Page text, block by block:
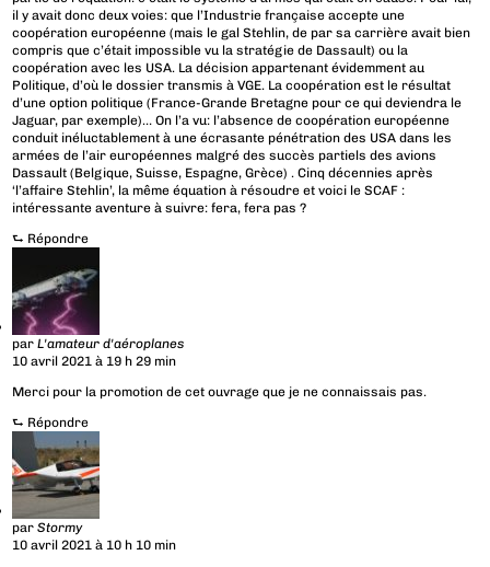
il y avait donc deux voies: que l’Industrie française accepte une
coopération européenne (mais le gal Stehlin, de par sa carrière avait bien
compris que c’était impossible vu la stratégie de Dassault) ou la
coopération avec les USA. La décision appartenant évidemment au
Politique, d’où le dossier transmis à VGE. La coopération est le résultat
d’une option politique (France-Grande Bretagne pour ce qui deviendra le
Jaguar, par exemple)… On l’a vu: l’absence de coopération européenne
conduit inéluctablement à une écrasante pénétration des USA dans les
armées de l’air européennes malgré des succès partiels des avions
Dassault (Belgique, Suisse, Espagne, Grèce) . Cinq décennies après
‘l’affaire Stehlin’, la même équation à résoudre et voici le SCAF :
intéressante aventure à suivre: fera, fera pas ?
⮑ Répondre
parL'amateur d'aéroplanes
10 avril 2021 à 19 h 29 min
Merci pour la promotion de cet ouvrage que je ne connaissais pas.
⮑ Répondre
parStormy
10 avril 2021 à 10 h 10 min